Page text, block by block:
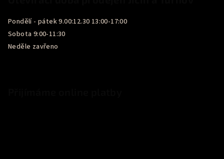
Pondělí - pátek 9.00:12.30 13:00-17:00
Sobota 9:00-11:30
Neděle zavřeno